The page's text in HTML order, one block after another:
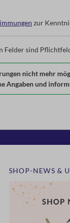
zur
Felder sind
nicht mehr
Angaben und
SHOP-NEWS &